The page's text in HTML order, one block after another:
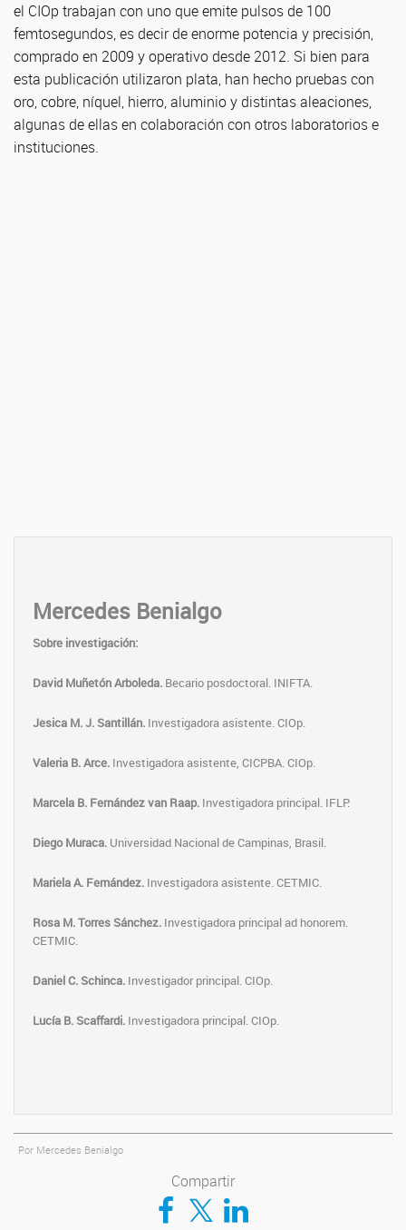
el CIOp trabajan con uno que emite pulsos de 100
femtosegundos, es decir de enorme potencia y precisión,
comprado en 2009 y operativo desde 2012. Si bien para
esta publicación utilizaron plata, han hecho pruebas con
oro, cobre, níquel, hierro, aluminio y distintas aleaciones,
algunas de ellas en colaboración con otros laboratorios e
instituciones.
Mercedes Benialgo
Sobre investigación:
David Muñetón Arboleda. Becario posdoctoral. INIFTA.
Jesica M. J. Santillán. Investigadora asistente. CIOp.
Valeria B. Arce. Investigadora asistente, CICPBA. CIOp.
Marcela B. Fernández van Raap. Investigadora principal. IFLP.
Diego Muraca. Universidad Nacional de Campinas, Brasil.
Mariela A. Fernández. Investigadora asistente. CETMIC.
Rosa M. Torres Sánchez. Investigadora principal ad honorem.
CETMIC.
Daniel C. Schinca. Investigador principal. CIOp.
Lucía B. Scaffardi. Investigadora principal. CIOp.
Por Mercedes Benialgo
Compartir
Compartir en Facebook
Compartir en TwitterCompartir en LinkedIn